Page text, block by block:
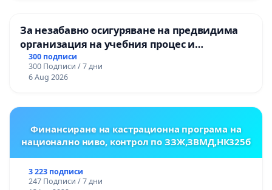
За незабавно осигуряване на предвидима
организация на учебния процес и
гарантиране на правото на равнопоставено
и качествено образование на учениците от
ОУ „Княз Александър I“ и Хуманитарна
300 подписи
300 Подписи / 7 дни
6 Aug 2026
Финансиране на кастрационна програма на
национално ниво, контрол по ЗЗЖ,ЗВМД,НК325б
3 223 подписи
247 Подписи / 7 дни